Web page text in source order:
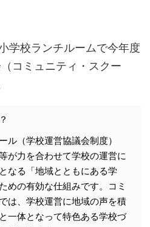
学校ランチルームで今年度
コミュニティ・スクー
ル（学校運営協議会制度）
が力を合わせて学校の運営に
なる「地域とともにある学
めの有効な仕組みです。コミ
は、学校運営に地域の声を積
一体となって特色ある学校づ